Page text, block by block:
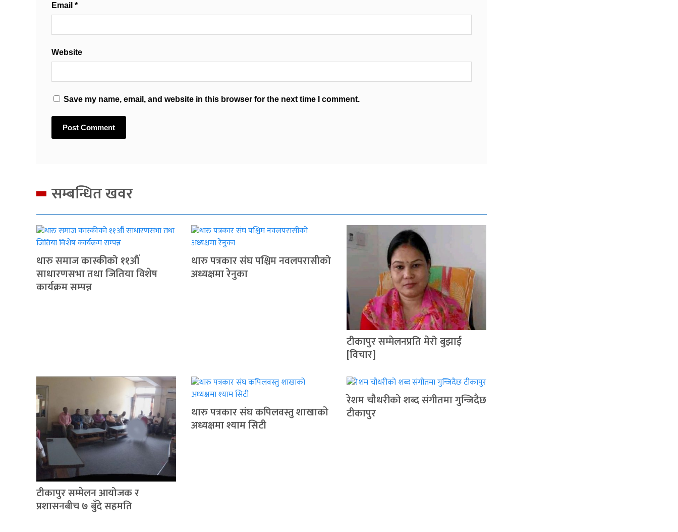
Email *
Website
Save my name, email, and website in this browser for the next time I comment.
सम्बन्धित खवर
थारु समाज कास्कीको ११औं
साधारणसभा तथा जितिया विशेष
कार्यक्रम सम्पन्न
थारु पत्रकार संघ पश्चिम नवलपरासीको
अध्यक्षमा रेनुका
टीकापुर सम्मेलनप्रति मेरो बुझाई
[विचार]
टीकापुर सम्मेलन आयोजक र
प्रशासनबीच ७ बुँदे सहमति
थारु पत्रकार संघ कपिलवस्तु शाखाको
अध्यक्षमा श्याम सिटी
रेशम चौधरीको शब्द संगीतमा गुन्जिदैछ
टीकापुर